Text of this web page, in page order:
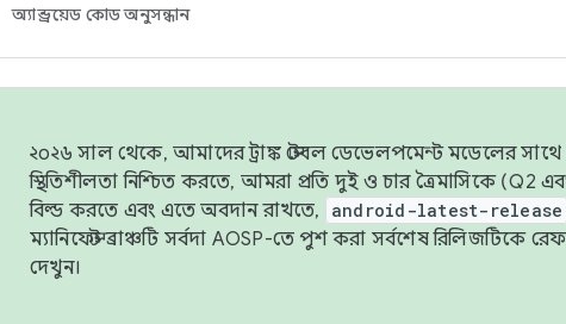
অ্যান্ড্রয়েড কোড অনুসন্ধান
২০২৬ সাল থেকে, আমাদের ট্রাঙ্ক স্টেবল ডেভেলপমেন্ট মডেলের সাথে
স্থিতিশীলতা নিশ্চিত করতে, আমরা প্রতি দুই ও চার ত্রৈমাসিকে
বিল্ড করতে এবং এতে অবদান রাখতে,
android-latest-release
ম্যানিফেস্ট ব্রাঞ্চটি সর্বদা AOSP-তে পুশ করা সর্বশেষ রিলিজটিকে
দেখুন।